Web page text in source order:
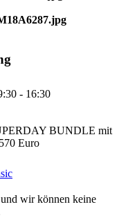
- 16:30
BUNDLE mit
Euro
wir können keine